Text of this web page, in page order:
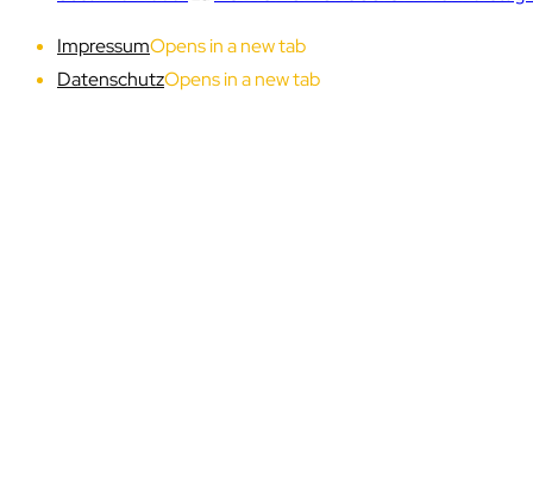
ImpressumOpens in a new tab
DatenschutzOpens in a new tab